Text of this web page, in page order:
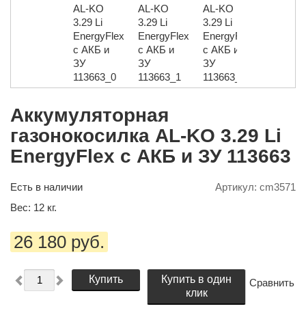
Аккумуляторная
газонокосилка AL-KO 3.29 Li
EnergyFlex с АКБ и ЗУ 113663
Артикул: cm3571
Есть в наличии
Вес: 12 кг.
26 180 руб.
Купить
Купить в один
клик
Сравнить